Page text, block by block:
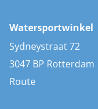
AIS transponders
Stootwillen en
Bootkussens
Zwemtrappen
Watersportwinkel
Sydneystraat 72
3047 BP Rotterdam
Route